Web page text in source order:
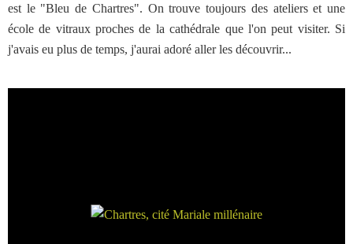
est le "Bleu de Chartres". On trouve toujours des ateliers et une
école de vitraux proches de la cathédrale que l'on peut visiter. Si
j'avais eu plus de temps, j'aurai adoré aller les découvrir...